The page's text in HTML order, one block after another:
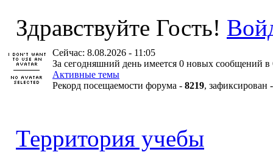
Здравствуйте Гость!
Сейчас: 8.08.2026 - 11:05
За сегодняшний день имеется 0 новых сообщений в
Активные темы
Рекорд посещаемости форума - 8219, зафиксирован
Территория учебы